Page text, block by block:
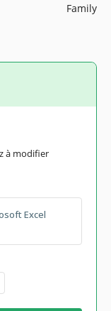
Family
à modifier
Excel